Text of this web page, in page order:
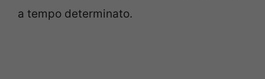
a tempo determinato.